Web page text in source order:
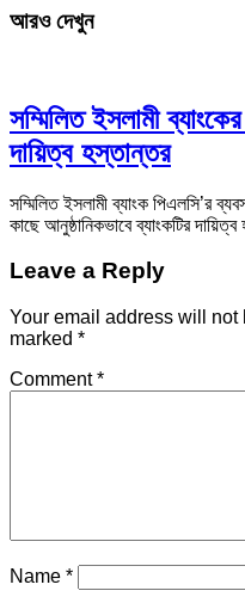
আরও দেখুন
সম্মিলিত ইসলামী
দায়িত্ব হস্তান্তর
সম্মিলিত ইসলামী ব্যাংক পিএলসি’র
কাছে আনুষ্ঠানিকভাবে ব্যাংকটির
Leave a Reply
Your email address will not
marked *
Comment*
Name *